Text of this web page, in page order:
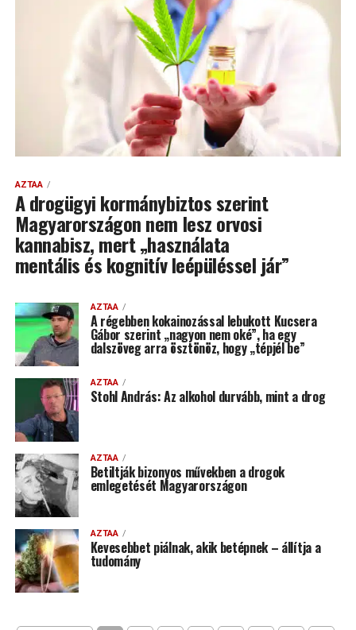
AZTAA
A drogügyi kormánybiztos szerint
Magyarországon nem lesz orvosi
kannabisz, mert „használata
mentális és kognitív leépüléssel jár”
AZTAA
A régebben kokainozással lebukott Kucsera
Gábor szerint „nagyon nem oké”, ha egy
dalszöveg arra ösztönöz, hogy „tépjél be”
AZTAA
Stohl András: Az alkohol durvább, mint a drog
AZTAA
Betiltják bizonyos művekben a drogok
emlegetését Magyarországon
AZTAA
Kevesebbet piálnak, akik betépnek – állítja a
tudomány